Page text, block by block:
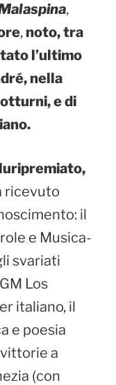
,
, noto, tra
l’ultimo
nella
e di
ricevuto
il
e Musica-
svariati
Los
italiano, il
e poesia
a
(con